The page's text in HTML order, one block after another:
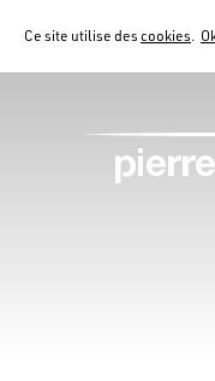
Ce site utilise descookies.